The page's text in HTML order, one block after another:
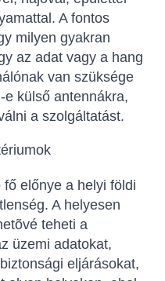
A fontos
milyen gyakran
az adat vagy a hang
van szüksége
e külső antennákra,
a szolgáltatást.
előnye a helyi földi
A helyesen
teheti a
üzemi adatokat,
eljárásokat,